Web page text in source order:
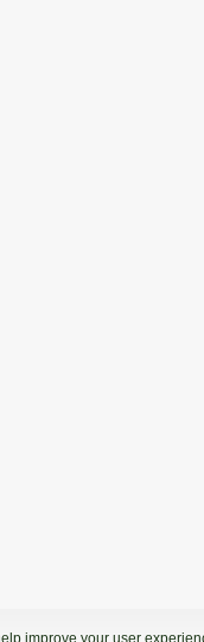
improve your user